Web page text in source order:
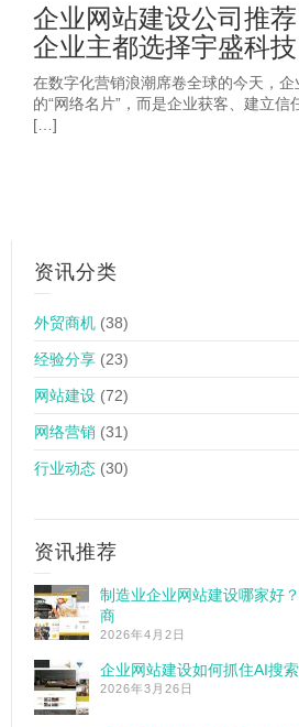
企业网站建设公司推
企业主都选择宇盛科技
在数字化营销浪潮席卷全球的今天，
的“网络名片”，而是企业获客、建立
[…]
资讯分类
外贸商机 (38)
经验分享 (23)
网站建设 (72)
网络营销 (31)
行业动态 (30)
资讯推荐
制造业企业网站建设哪家好
商
2026年4月2日
企业网站建设如何抓住AI搜
2026年3月26日